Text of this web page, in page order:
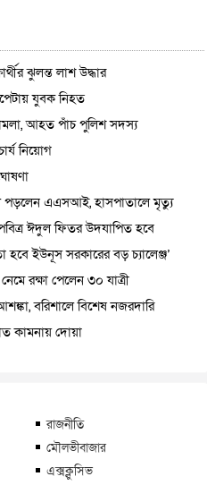
ঝুলন্ত লাশ উদ্ধার
যুবক নিহত
আহত পাঁচ পুলিশ সদস্য
নিয়োগ
এএসআই, হাসপাতালে মৃত্যু
ঈদুল ফিতর উদযাপিত হবে
হবে ইউনূস সরকারের বড় চ্যালেঞ্জ’
রক্ষা পেলেন ৩০ যাত্রী
বরিশালে বিশেষ নজরদারি
কামনায় দোয়া
রাজনীতি
মৌলভীবাজার
এক্সক্লুসিভ